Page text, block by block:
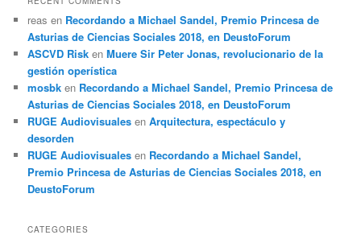
reas en Recordando a Michael Sandel, Premio Princesa de
Asturias de Ciencias Sociales 2018, en DeustoForum
ASCVD Risk enMuere Sir Peter Jonas, revolucionario de la
gestión operística
mosbk en Recordando a Michael Sandel, Premio Princesa de
Asturias de Ciencias Sociales 2018, en DeustoForum
RUGE Audiovisuales enArquitectura, espectáculo y
desorden
RUGE Audiovisuales en Recordando a Michael Sandel,
Premio Princesa de Asturias de Ciencias Sociales 2018, en
DeustoForum
CATEGORIES